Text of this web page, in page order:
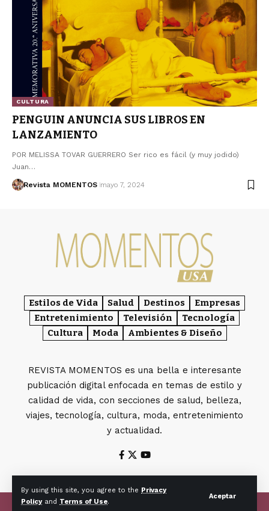
By using this site, you agree to the Privacy
Policyand Terms of Use.
Aceptar
CULTURA
PENGUIN ANUNCIA SUS LIBROS EN
LANZAMIENTO
POR MELISSA TOVAR GUERRERO Ser rico es fácil (y muy jodido)
Juan…
Revista MOMENTOS mayo 7, 2024
Estilos de Vida Salud Destinos
Empresas
Entretenimiento
Televisión
Tecnología
Cultura
Moda Ambientes & Diseño
REVISTA MOMENTOS es una bella e interesante
publicación digital enfocada en temas de estilo y
calidad de vida, con secciones de salud, belleza,
viajes, tecnología, cultura, moda, entretenimiento
y actualidad.
© Copyright Revista MOMENTOS.